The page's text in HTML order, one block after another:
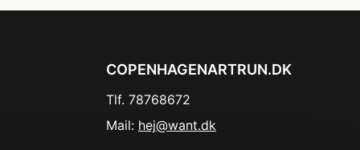
COPENHAGENARTRUN.DK
Tlf. 78768672
Mail: hej@want.dk